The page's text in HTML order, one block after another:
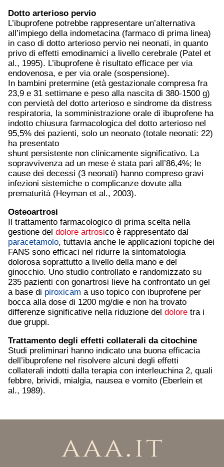
Dotto arterioso pervio
L’ibuprofene potrebbe rappresentare un’alternativa
all’impiego della indometacina (farmaco di prima linea)
in caso di dotto arterioso pervio nei neonati, in quanto
privo di effetti emodinamici a livello cerebrale (Patel et
al., 1995). L’ibuprofene è risultato efficace per via
endovenosa, e per via orale (sospensione).
In bambini pretermine (età gestazionale compresa fra
23,9 e 31 settimane e peso alla nascita di 380-1500 g)
con pervietà del dotto arterioso e sindrome da distress
respiratoria, la somministrazione orale di ibuprofene ha
indotto chiusura farmacologica del dotto arterioso nel
95,5% dei pazienti, solo un neonato (totale neonati: 22)
ha presentato
shunt persistente non clinicamente significativo. La
sopravvivenza ad un mese è stata pari all’86,4%; le
cause dei decessi (3 neonati) hanno compreso gravi
infezioni sistemiche o complicanze dovute alla
prematurità (Heyman et al., 2003).
Osteoartrosi
Il trattamento farmacologico di prima scelta nella
gestione del dolore artrosico è rappresentato dal
paracetamolo, tuttavia anche le applicazioni topiche dei
FANS sono efficaci nel ridurre la sintomatologia
dolorosa soprattutto a livello della mano e del
ginocchio. Uno studio controllato e randomizzato su
235 pazienti con gonartrosi lieve ha confrontato un gel
a base di piroxicam a uso topico con ibuprofene per
bocca alla dose di 1200 mg/die e non ha trovato
differenze significative nella riduzione del dolore tra i
due gruppi.
Trattamento degli effetti collaterali da citochine
Studi preliminari hanno indicato una buona efficacia
dell’ibuprofene nel risolvere alcuni degli effetti
collaterali indotti dalla terapia con interleuchina 2, quali
febbre, brividi, mialgia, nausea e vomito (Eberlein et
al., 1989).